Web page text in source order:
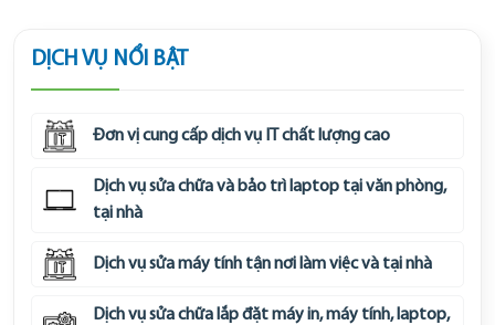
DỊCH VỤ NỔI BẬT
Đơn vị cung cấp dịch vụ IT chất lượng cao
Dịch vụ sửa chữa và bảo trì laptop tại văn phòng,
tại nhà
Dịch vụ sửa máy tính tận nơi làm việc và tại nhà
Dịch vụ sửa chữa lắp đặt máy in, máy tính, laptop,